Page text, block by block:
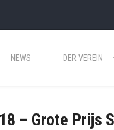
NEWS DER VEREIN
– Grote Prijs